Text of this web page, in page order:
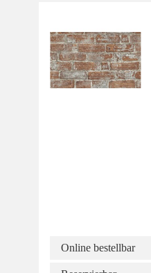
Online bestellbar